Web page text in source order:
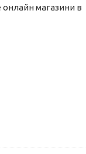
магазини в